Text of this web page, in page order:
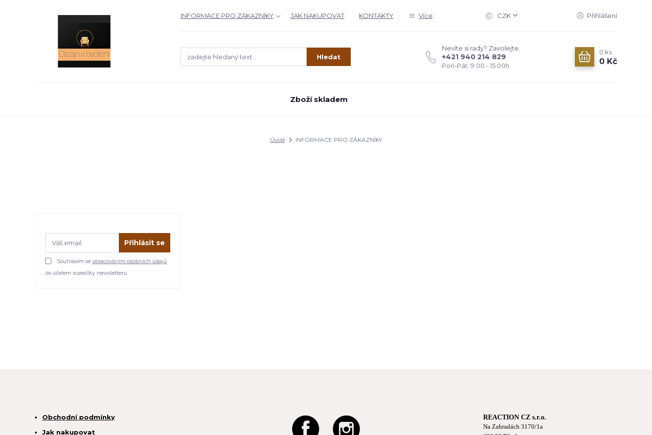
INFORMACE PRO ZÁKAZNÍKY JAK NAKUPOVAT KONTAKTY Více CZK Přihlášení
Hledat
Nevíte si rady? Zavolejte.
+421 940 214 829
Pon-Pát: 9:00 - 15:00h
0 ks
0 Kč
Zboží skladem
Úvod INFORMACE PRO ZÁKAZNÍKY
Přihlásit se
Souhlasím se zpracováním osobních údajů
za účelem rozesílky newsletteru.
Obchodní podmínky
Jak nakupovat
REACTION CZ s.r.o.
Na Zahradách 3170/1a